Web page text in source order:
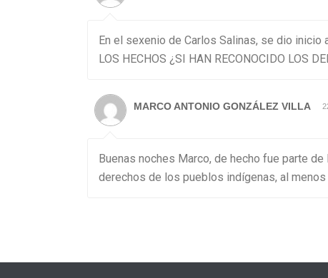
En el sexenio de Carlos Salinas, se dio inicio
LOS HECHOS ¿SI HAN RECONOCIDO LOS
MARCO ANTONIO GONZÁLEZ VILLA
Buenas noches Marco, de hecho fue parte
derechos de los pueblos indígenas, al